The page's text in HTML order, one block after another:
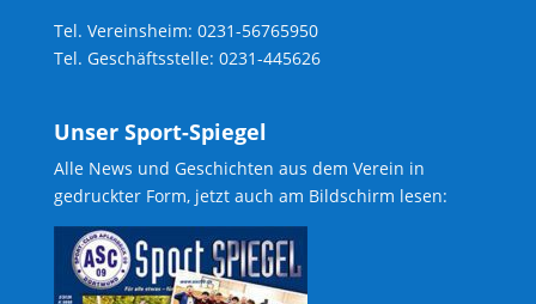
Tel. Vereinsheim: 0231-56765950
Tel. Geschäftsstelle: 0231-445626
Unser Sport-Spiegel
Alle News und Geschichten aus dem Verein in
gedruckter Form, jetzt auch am Bildschirm lesen: